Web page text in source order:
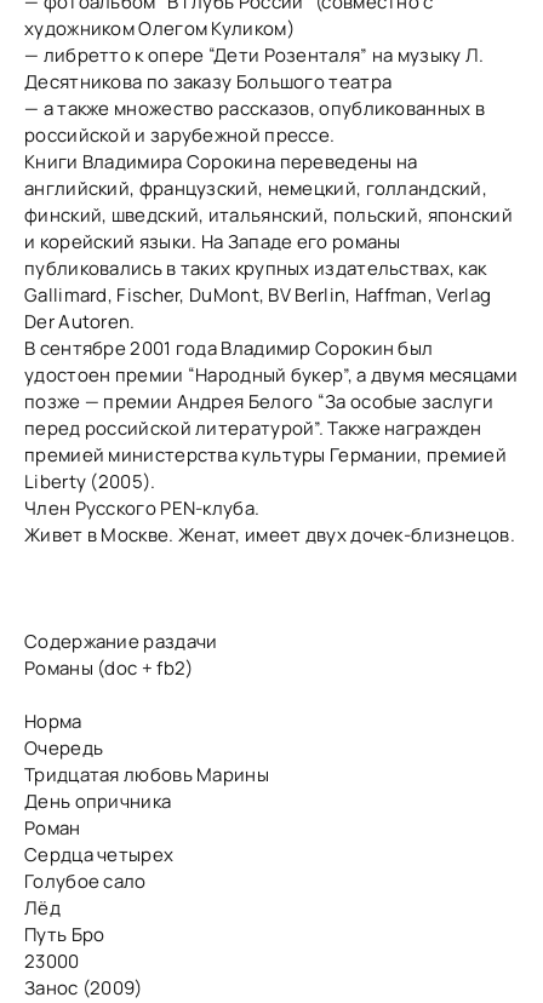
художником Олегом Куликом)
— либретто к опере “Дети Розенталя” на музыку Л.
Десятникова по заказу Большого театра
— а также множество рассказов, опубликованных в
российской и зарубежной прессе.
Книги Владимира Сорокина переведены на
английский, французский, немецкий, голландский,
финский, шведский, итальянский, польский, японский
и корейский языки. На Западе его романы
публиковались в таких крупных издательствах, как
Gallimard, Fischer, DuMont, BV Berlin, Haffman, Verlag
Der Autoren.
В сентябре 2001 года Владимир Сорокин был
удостоен премии “Народный букер”, а двумя месяцами
позже — премии Андрея Белого “За особые заслуги
перед российской литературой”. Также награжден
премией министерства культуры Германии, премией
Liberty (2005).
Член Русского PEN-клуба.
Живет в Москве. Женат, имеет двух дочек-близнецов.
Содержание раздачи
Романы (doc + fb2)
Норма
Очередь
Тридцатая любовь Марины
День опричника
Роман
Сердца четырех
Голубое сало
Лёд
Путь Бро
23000
Занос (2009)